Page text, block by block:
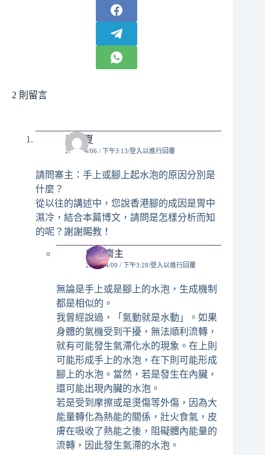
2 則留言
秦商夏
2014/04/06 / 下午3:13 登入以進行回覆
請問寨主：手上或腳上起水泡的原因分別是
什麼？
從以往的講述中，您說香港腳的成因是胃中
濕冷，結合本篇博文，請問是怎樣分析而知
的呢？謝謝賜教！
紫林齋主
2014/04/09 / 下午3:28 登入以進行回覆
無論是手上或是腳上的水泡，生成機制
都是相似的。
我曾經說過，「氣動就是水動」。如果
身體的氣機受到干擾，無法順利流轉，
就有可能發生氣滯化水的現象。在上則
可能形成手上的水泡，在下則可能形成
腳上的水泡。當然，若是發生在內臟，
還可能出現內臟的水泡。
若是受到摩擦或是燙傷等外傷，因為大
能量轉化為熱能的關係，壯火食氣，皮
膚在吸收了熱能之後，阻礙體內能量的
流轉，因此發生氣滯的水泡。